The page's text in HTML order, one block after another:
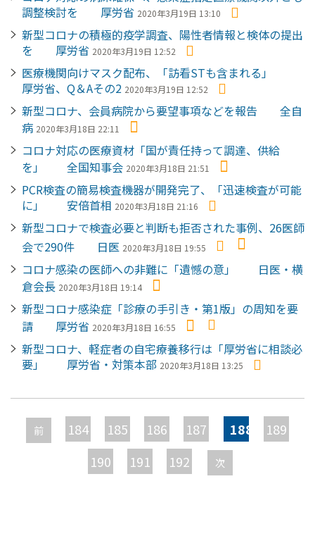
調整検討を 厚労省 2020年3月19日 13:10
新型コロナの積極的疫学調査、陽性者情報と検体の提出
を 厚労省 2020年3月19日 12:52
医療機関向けマスク配布、「訪看STも含まれる」
厚労省、Q＆Aその2 2020年3月19日 12:52
新型コロナ、会員病院から要望事項などを報告 全自
病 2020年3月18日 22:11
コロナ対応の医療資材「国が責任持って調達、供給
を」 全国知事会 2020年3月18日 21:51
PCR検査の簡易検査機器が開発完了、「迅速検査が可能
に」 安倍首相 2020年3月18日 21:16
新型コロナで検査必要と判断も拒否された事例、26医師
会で290件 日医 2020年3月18日 19:55
コロナ感染の医師への非難に「遺憾の意」 日医・横
倉会長 2020年3月18日 19:14
新型コロナ感染症「診療の手引き・第1版」の周知を要
請 厚労省 2020年3月18日 16:55
新型コロナ、軽症者の自宅療養移行は「厚労省に相談必
要」 厚労省・対策本部 2020年3月18日 13:25
ペ
ー
ジ
前 184 185 186 187 188
189
190
191 192 次